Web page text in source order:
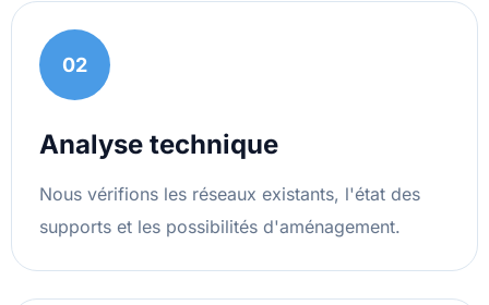
02
Analyse technique
Nous vérifions les réseaux existants, l'état des
supports et les possibilités d'aménagement.